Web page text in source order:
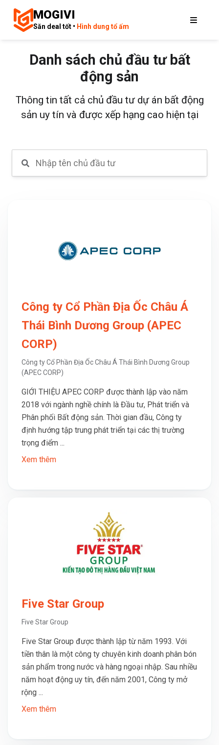
MOGIVI
Săn deal tốt • Hình dung tổ ấm
Danh sách chủ đầu tư bất
động sản
Thông tin tất cả chủ đầu tư dự án bất động
sản uy tín và được xếp hạng cao hiện tại
Công ty Cổ Phần Địa Ốc Châu Á
Thái Bình Dương Group (APEC
CORP)
Công ty Cổ Phần Địa Ốc Châu Á Thái Bình Dương Group
(APEC CORP)
GIỚI THIỆU APEC CORP được thành lập vào năm
2018 với ngành nghề chính là Đầu tư, Phát triển và
Phân phối Bất động sản. Thời gian đầu, Công ty
định hướng tập trung phát triển tại các thị trường
trọng điểm ...
Xem thêm
Five Star Group
Five Star Group
Five Star Group được thành lập từ năm 1993. Với
tiền thân là một công ty chuyên kinh doanh phân bón
sản phẩm trong nước và hàng ngoại nhập. Sau nhiều
năm hoạt động uy tín, đến năm 2001, Công ty mở
rộng ...
Xem thêm